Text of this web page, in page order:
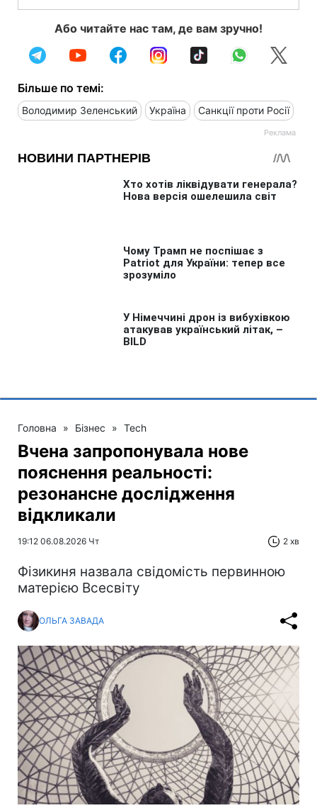
Або читайте нас там, де вам зручно!
Більше по темі:
Володимир Зеленський Україна Санкції проти Росії
Головна » Бізнес » Tech
Вчена запропонувала нове
пояснення реальності:
резонансне дослідження
відкликали
19:12 06.08.2026 Чт 2 хв
Фізикиня назвала свідомість первинною
матерією Всесвіту
ОЛЬГА ЗАВАДА